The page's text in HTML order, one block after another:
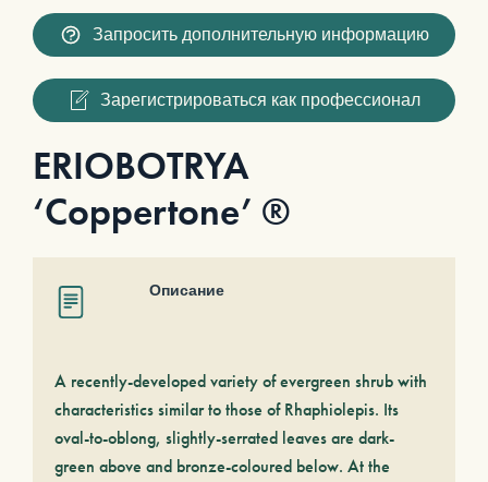
Запросить дополнительную информацию
Зарегистрироваться как профессионал
ERIOBOTRYA
‘Coppertone’ ®
Описание
A recently-developed variety of evergreen shrub with
characteristics similar to those of Rhaphiolepis. Its
oval-to-oblong, slightly-serrated leaves are dark-
green above and bronze-coloured below. At the